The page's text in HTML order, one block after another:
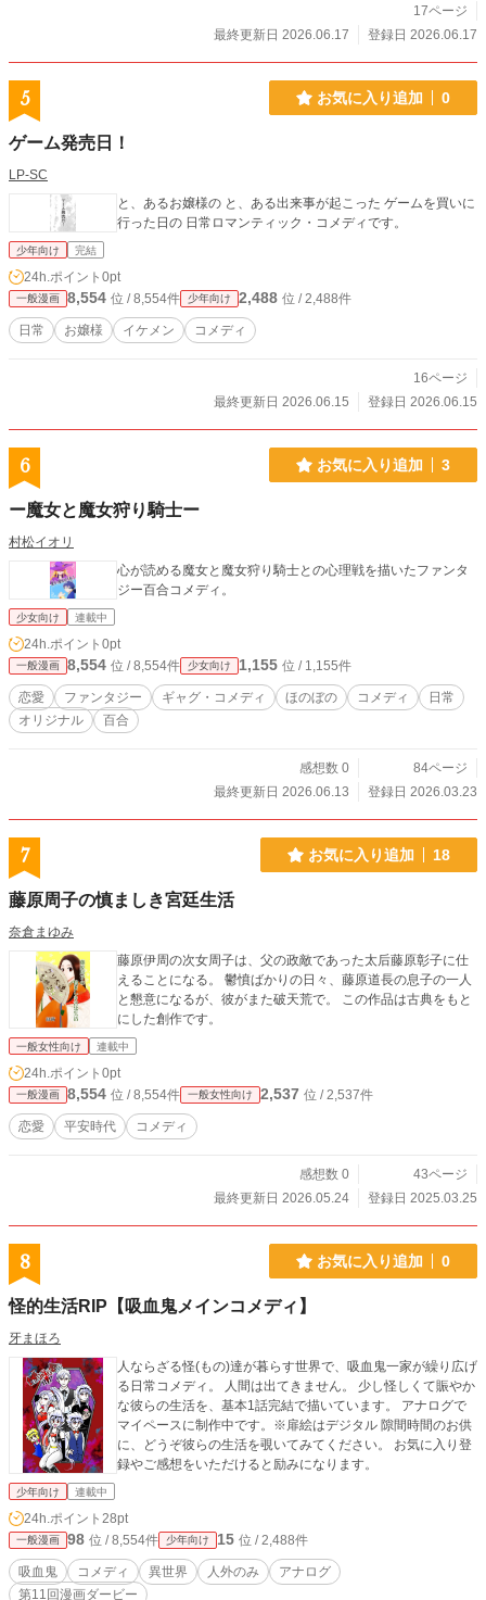
17ページ
最終更新日 2026.06.17
登録日 2026.06.17
5 お気に入り追加 0
ゲーム発売日！
LP-SC
と、あるお嬢様の と、ある出来事が起こった ゲームを買いに
行った日の 日常ロマンティック・コメディです。
少年向け 完結
24h.ポイント 0pt
一般漫画 8,554 位 / 8,554件 少年向け 2,488 位 / 2,488件
日常 お嬢様 イケメン コメディ
16ページ
最終更新日 2026.06.15
登録日 2026.06.15
6 お気に入り追加 3
ー魔女と魔女狩り騎士ー
村松イオリ
心が読める魔女と魔女狩り騎士との心理戦を描いたファンタ
ジー百合コメディ。
少女向け 連載中
24h.ポイント 0pt
一般漫画 8,554 位 / 8,554件 少女向け 1,155 位 / 1,155件
恋愛 ファンタジー ギャグ・コメディ ほのぼの コメディ
日常
オリジナル
百合
感想数 0
84ページ
最終更新日 2026.06.13
登録日 2026.03.23
7 お気に入り追加 18
藤原周子の慎ましき宮廷生活
奈倉まゆみ
藤原伊周の次女周子は、父の政敵であった太后藤原彰子に仕
えることになる。 鬱憤ばかりの日々、藤原道長の息子の一人
と懇意になるが、彼がまた破天荒で。 この作品は古典をもと
にした創作です。
一般女性向け 連載中
24h.ポイント 0pt
一般漫画 8,554 位 / 8,554件 一般女性向け 2,537 位 / 2,537件
恋愛 平安時代 コメディ
感想数 0
43ページ
最終更新日 2026.05.24
登録日 2025.03.25
8 お気に入り追加 0
怪的生活RIP【吸血鬼メインコメディ】
牙まほろ
人ならざる怪(もの)達が暮らす世界で、吸血鬼一家が繰り広げ
る日常コメディ。 人間は出てきません。 少し怪しくて賑やか
な彼らの生活を、基本1話完結で描いています。 アナログで
マイペースに制作中です。※扉絵はデジタル 隙間時間のお供
に、どうぞ彼らの生活を覗いてみてください。 お気に入り登
録やご感想をいただけると励みになります。
少年向け 連載中
24h.ポイント 28pt
一般漫画 98 位 / 8,554件 少年向け 15 位 / 2,488件
吸血鬼 コメディ 異世界 人外のみ
アナログ
第11回漫画ダービー